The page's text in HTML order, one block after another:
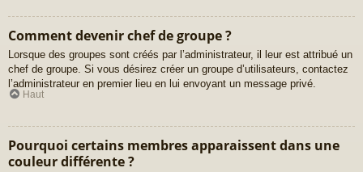
Comment devenir chef de groupe ?
Lorsque des groupes sont créés par l’administrateur, il leur est attribué un
chef de groupe. Si vous désirez créer un groupe d’utilisateurs, contactez
l’administrateur en premier lieu en lui envoyant un message privé.
Haut
Pourquoi certains membres apparaissent dans une
couleur différente ?